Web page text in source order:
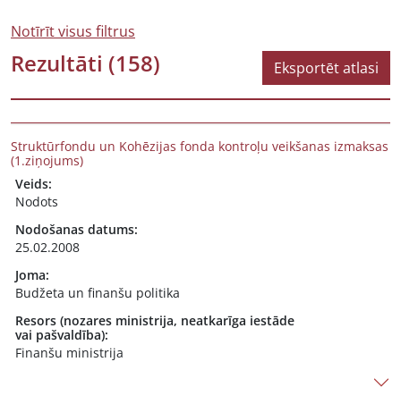
Notīrīt visus filtrus
Rezultāti (158) Eksportēt atlasi
Struktūrfondu un Kohēzijas fonda kontroļu veikšanas izmaksas
(1.ziņojums)
Veids:
Nodots
Nodošanas datums:
25.02.2008
Joma:
Budžeta un finanšu politika
Resors (nozares ministrija, neatkarīga iestāde
vai pašvaldība):
Finanšu ministrija